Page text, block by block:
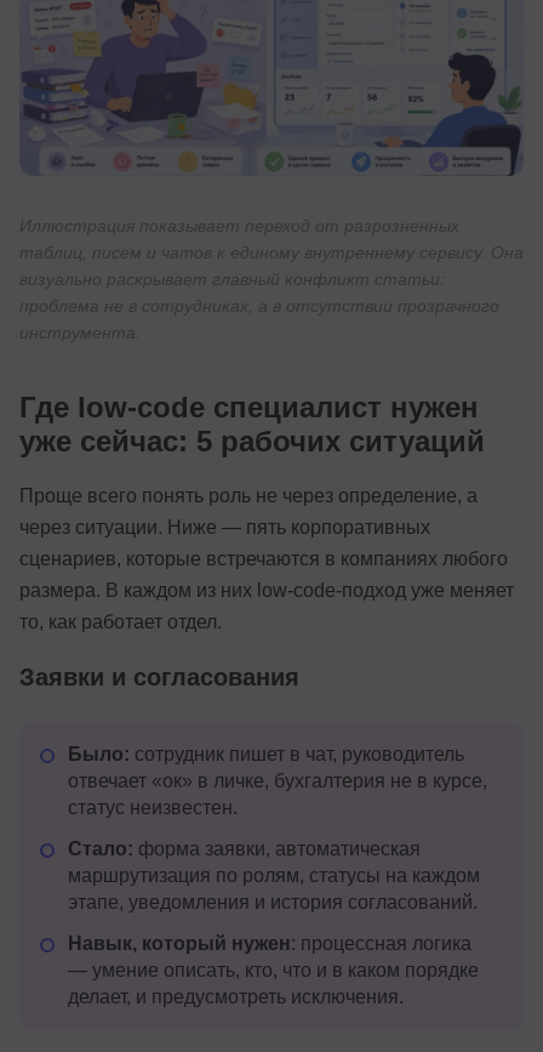
Иллюстрация показывает переход от разрозненных
таблиц, писем и чатов к единому внутреннему сервису. Она
визуально раскрывает главный конфликт статьи:
проблема не в сотрудниках, а в отсутствии прозрачного
инструмента.
Где low-code специалист нужен
уже сейчас: 5 рабочих ситуаций
Проще всего понять роль не через определение, а
через ситуации. Ниже — пять корпоративных
сценариев, которые встречаются в компаниях любого
размера. В каждом из них low-code-подход уже меняет
то, как работает отдел.
Заявки и согласования
Было: сотрудник пишет в чат, руководитель
отвечает «ок» в личке, бухгалтерия не в курсе,
статус неизвестен.
Стало: форма заявки, автоматическая
маршрутизация по ролям, статусы на каждом
этапе, уведомления и история согласований.
Навык, который нужен: процессная логика
— умение описать, кто, что и в каком порядке
делает, и предусмотреть исключения.